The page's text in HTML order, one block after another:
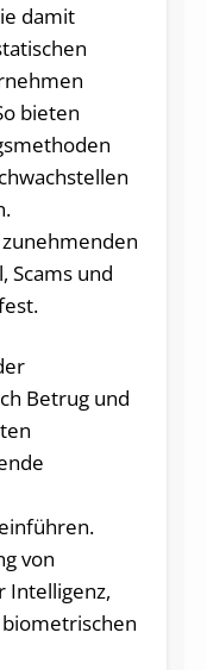
damit
bieten
Scams und
Betrug und
von
Intelligenz,